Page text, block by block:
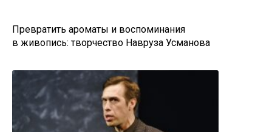
Превратить ароматы и воспоминания
в живопись: творчество Навруза Усманова